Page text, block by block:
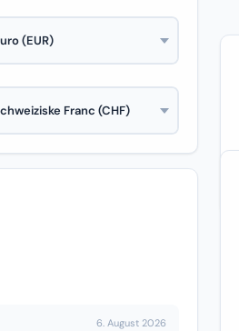
6. August 2026